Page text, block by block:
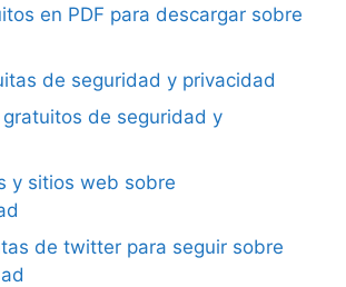
en PDF para descargar sobre
de seguridad y privacidad
de seguridad y
y sitios web sobre
de twitter para seguir sobre